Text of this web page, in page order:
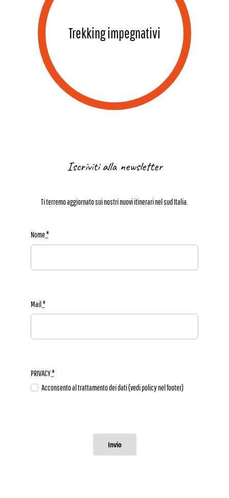
Trekking impegnativi
Iscriviti alla newsletter
Ti terremo aggiornato sui nostri nuovi itinerari nel sud Italia.
Nome*
Mail*
PRIVACY*
Acconsento al trattamento dei dati (vedi policy nel footer)
Invio